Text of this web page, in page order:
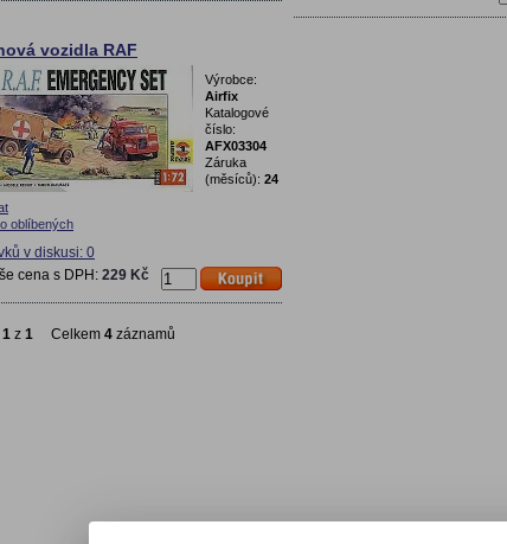
vozidla RAF
Výrobce:
Airfix
Katalogové
číslo:
AFX03304
Záruka
(měsíců): 24
oblíbených
v diskusi: 0
cena s DPH: 229 Kč
1 z 1 Celkem 4 záznamů